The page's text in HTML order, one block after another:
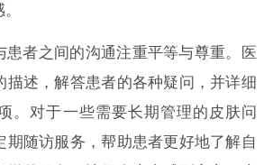
患者之间的沟通注重平等与尊重。医
描述，解答患者的各种疑问，并详细
。对于一些需要长期管理的皮肤问
期随访服务，帮助患者更好地了解自